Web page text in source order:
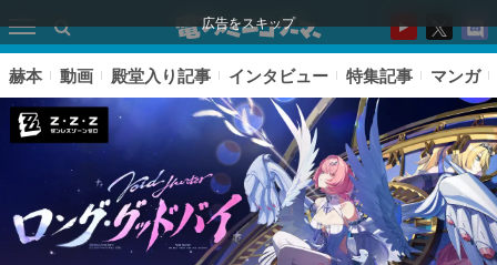
広告をスキップ
赫本 動画 殿堂入り記事 インタビュー 特集記事 マンガ